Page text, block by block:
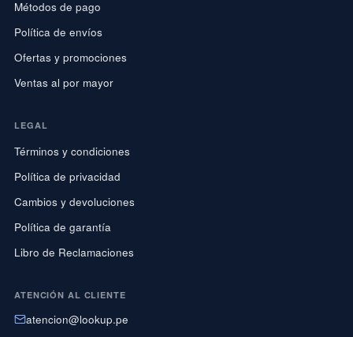
Métodos de pago
Política de envíos
Ofertas y promociones
Ventas al por mayor
LEGAL
Términos y condiciones
Política de privacidad
Cambios y devoluciones
Política de garantía
Libro de Reclamaciones
ATENCIÓN AL CLIENTE
atencion@lookup.pe